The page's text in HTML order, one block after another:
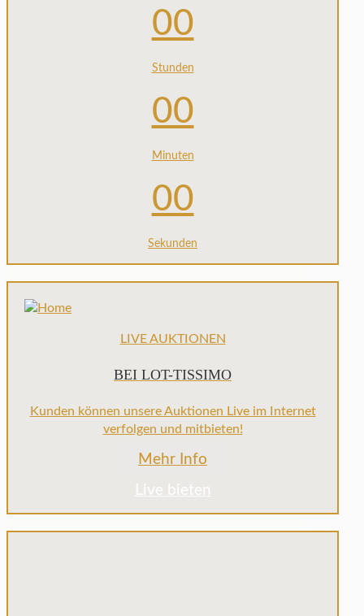
00
Stunden
00
Minuten
00
Sekunden
LIVE AUKTIONEN
BEI LOT-TISSIMO
Kunden können unsere Auktionen Live im Internet
verfolgen und mitbieten!
Mehr Info
Live bieten